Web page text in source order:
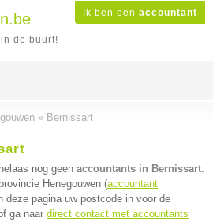
Ik ben een accountant
de buurt!
» Bernissart
nog geen accountants in Bernissart.
Henegouwen (accountant
deze pagina uw postcode in voor de
ga naar direct contact met accountants